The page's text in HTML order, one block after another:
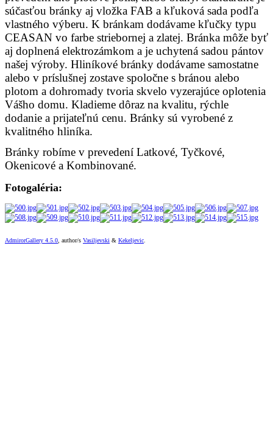
súčasťou bránky aj vložka FAB a kľuková sada podľa
vlastného výberu. K bránkam dodávame kľučky typu
CEASAN vo farbe striebornej a zlatej. Bránka môže byť
aj doplnená elektrozámkom a je uchytená sadou pántov
našej výroby. Hliníkové bránky dodávame samostatne
alebo v príslušnej zostave spoločne s bránou alebo
plotom a dohromady tvoria skvelo vyzerajúce oplotenia
Vášho domu. Kladieme dôraz na kvalitu, rýchle
dodanie a prijateľnú cenu. Bránky sú vyrobené z
kvalitného hliníka.
Bránky robíme v prevedení Latkové, Tyčkové,
Okenicové a Kombinované.
Fotogaléria:
AdmirorGallery 4.5.0 , author/s Vasiljevski & Kekeljevic